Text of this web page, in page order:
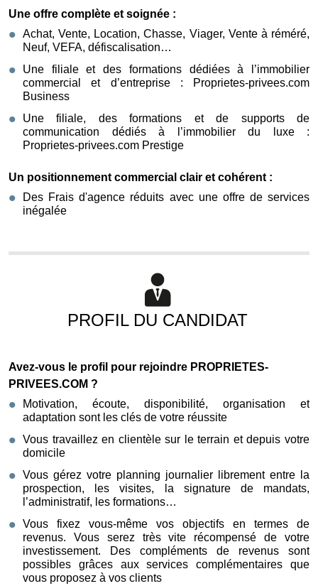
Une offre complète et soignée :
Achat, Vente, Location, Chasse, Viager, Vente à réméré,
Neuf, VEFA, défiscalisation…
Une filiale et des formations dédiées à l’immobilier
commercial et d’entreprise : Proprietes-privees.com
Business
Une filiale, des formations et de supports de
communication dédiés à l’immobilier du luxe :
Proprietes-privees.com Prestige
Un positionnement commercial clair et cohérent :
Des Frais d'agence réduits avec une offre de services
inégalée
PROFIL DU CANDIDAT
Avez-vous le profil pour rejoindre PROPRIETES-
PRIVEES.COM ?
Motivation, écoute, disponibilité, organisation et
adaptation sont les clés de votre réussite
Vous travaillez en clientèle sur le terrain et depuis votre
domicile
Vous gérez votre planning journalier librement entre la
prospection, les visites, la signature de mandats,
l’administratif, les formations…
Vous fixez vous-même vos objectifs en termes de
revenus. Vous serez très vite récompensé de votre
investissement. Des compléments de revenus sont
possibles grâces aux services complémentaires que
vous proposez à vos clients